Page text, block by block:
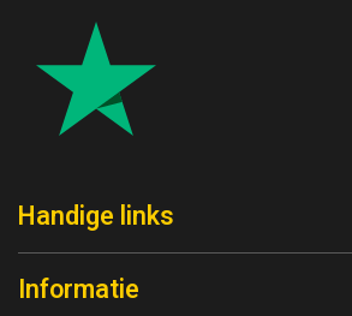
Handige links
Informatie